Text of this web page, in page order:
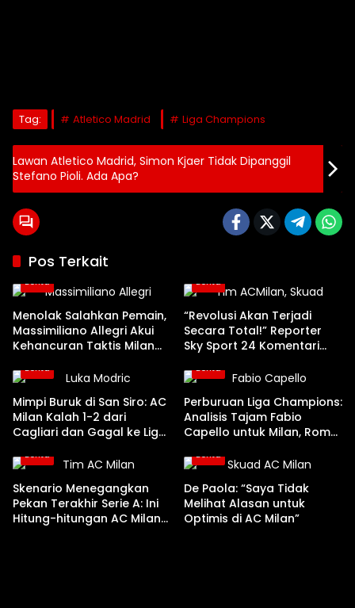
Tag: Atletico Madrid Liga Champions
Lawan Atletico Madrid, Simon Kjaer Tidak Dipanggil
Stefano Pioli. Ada Apa?
Pos Terkait
Berita
Menolak Salahkan Pemain,
Massimiliano Allegri Akui
Kehancuran Taktis Milan
Berita
“Revolusi Akan Terjadi
Secara Total!” Reporter
Sky Sport 24 Komentari
Berita
Mimpi Buruk di San Siro: AC
Milan Kalah 1-2 dari
Cagliari dan Gagal ke Liga
Berita
Perburuan Liga Champions:
Analisis Tajam Fabio
Capello untuk Milan, Roma,
Berita
Skenario Menegangkan
Pekan Terakhir Serie A: Ini
Hitung-hitungan AC Milan
Berita
De Paola: “Saya Tidak
Melihat Alasan untuk
Optimis di AC Milan”